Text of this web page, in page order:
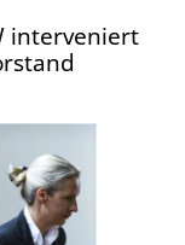
interveniert